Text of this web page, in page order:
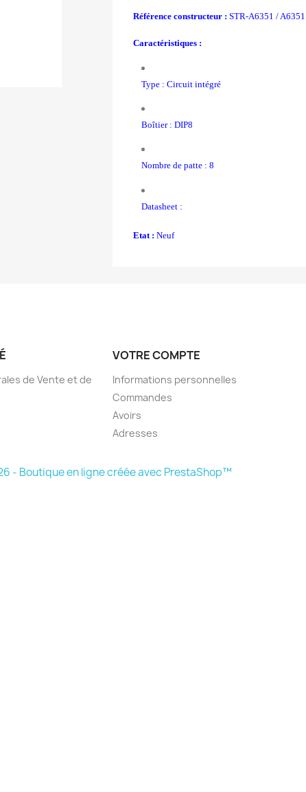
Référence constructeur : STR-A6351 /
Caractéristiques :
Type : Circuit intégré
Boîtier : DIP8
Nombre de patte : 8
Datasheet :
Etat : Neuf
de Vente et de
VOTRE COMPTE
Informations personnelles
Commandes
Avoirs
Adresses
- Boutique en ligne créée avec PrestaShop™